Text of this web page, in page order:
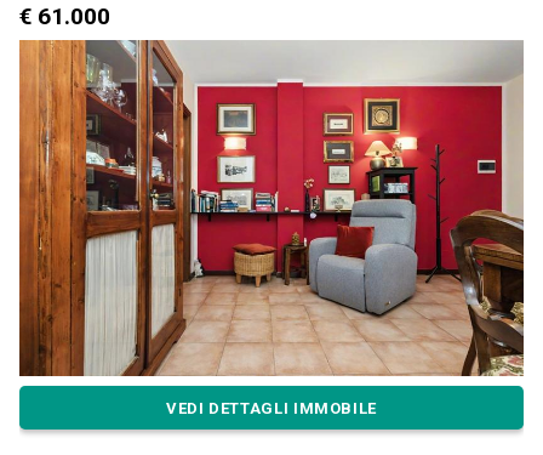
€ 61.000
VEDI DETTAGLI IMMOBILE